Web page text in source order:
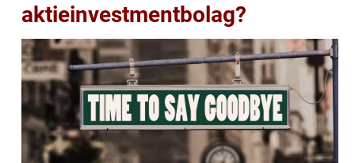
aktieinvestmentbolag?